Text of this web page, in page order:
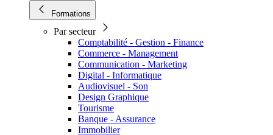
Formations
Par secteur
Comptabilité - Gestion - Finance
Commerce - Management
Communication - Marketing
Digital - Informatique
Audiovisuel - Son
Design Graphique
Tourisme
Banque - Assurance
Immobilier